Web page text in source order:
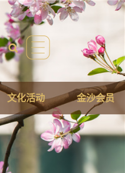
文化活动 金沙会员